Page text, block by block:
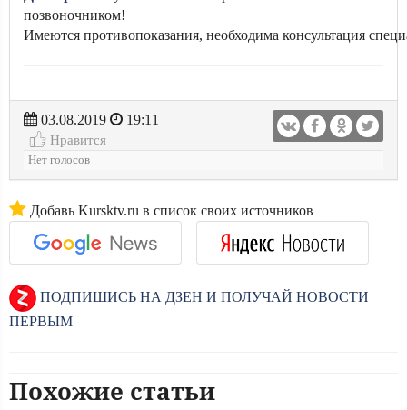
позвоночником!
Имеются противопоказания, необходима консультация
03.08.2019
19:11
Нравится
Нет голосов
Добавь Kursktv.ru в список своих источников
ПОДПИШИСЬ НА ДЗЕН И ПОЛУЧАЙ НОВОСТИ
ПЕРВЫМ
Похожие статьи